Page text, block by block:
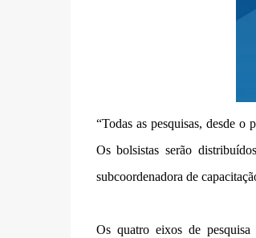
“Todas as pesquisas, desde o
Os bolsistas serão
subcoordenadora de
Os quatro eixos de pesquisa